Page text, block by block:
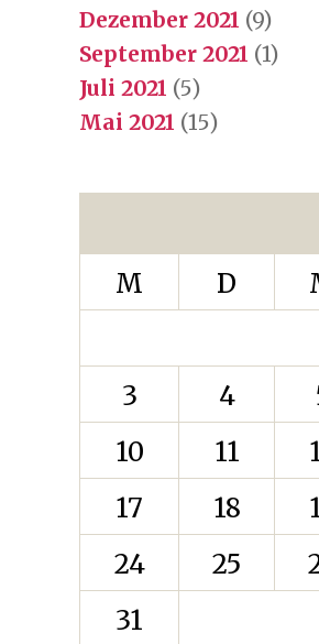
Dezember 2021 (9)
September 2021 (1)
Juli 2021 (5)
Mai 2021 (15)
M
D
3
4
10
11
17
18
24
25
31